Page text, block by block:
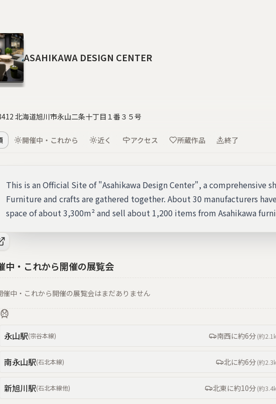
ASAHIKAWA DESIGN CENTER
北海道旭川市永山二条十丁目１番３５号
開催中・これから 近く アクセス 所蔵作品 終了
This is an Official Site of "Asahikawa Design Center", a comprehensive
Furniture and crafts are gathered together. About 30 manufacturers
space of about 3,300m² and sell about 1,200 items from Asahikawa
中・これから開催の展覧会
催中・これから開催の展覧会はまだありません
永山駅(宗谷本線) 南西に約6分(約
南永山駅(石北本線) 北に約6分(約
新旭川駅(石北本線他) 北東に約10分(約